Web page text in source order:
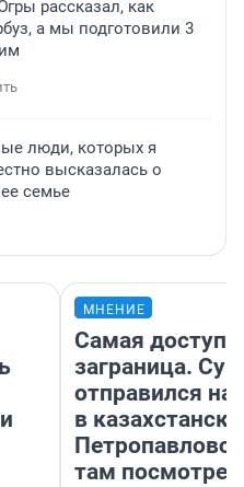
рассказал, как
а мы подготовили 3
люди, которых я
высказалась о
семье
МНЕНИЕ
Самая
заграница.
отправился
в
там